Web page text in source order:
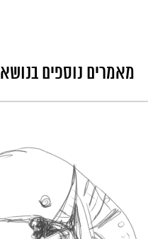
מאמרים נוספים בנושא